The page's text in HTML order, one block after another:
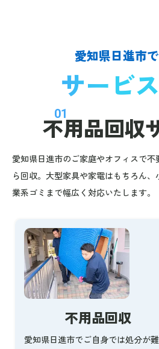
愛知県日進市
サービス
01
不用品回収
愛知県日進市のご家庭やオフィスで
ら回収。大型家具や家電はもちろん
業系ゴミまで幅広く対応いたします。
不用品回収
愛知県日進市でご自身では処分が